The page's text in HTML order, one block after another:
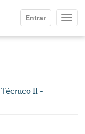
Entrar
Técnico II -